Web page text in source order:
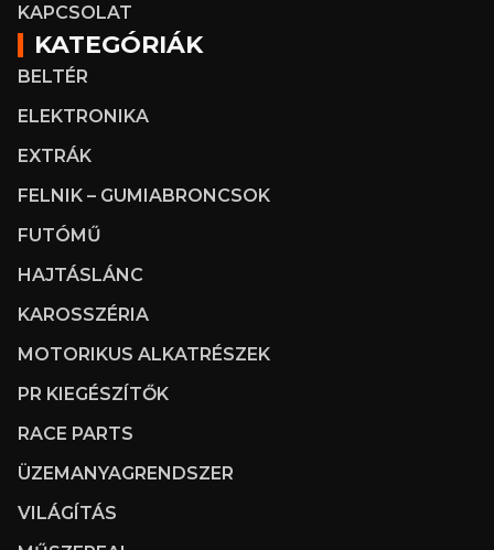
KAPCSOLAT
KATEGÓRIÁK
BELTÉR
ELEKTRONIKA
EXTRÁK
FELNIK – GUMIABRONCSOK
FUTÓMŰ
HAJTÁSLÁNC
KAROSSZÉRIA
MOTORIKUS ALKATRÉSZEK
PR KIEGÉSZÍTŐK
RACE PARTS
ÜZEMANYAGRENDSZER
VILÁGÍTÁS